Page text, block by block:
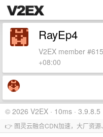
RayEp4
V2EX member
+08:00
© 2026 V2EX · 10ms · 3.9.8.5
👉 图灵云融合CDN加速，大厂资源